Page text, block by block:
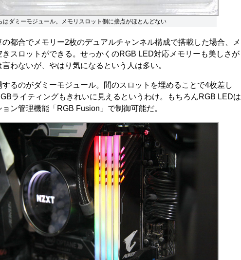
はダミーモジュール。メモリスロット側に接点がほとんどない
都合でメモリー2枚のデュアルチャンネル構成で搭載した場合、メ
きスロットができる。せっかくのRGB LED対応メモリーも美しさが
わないが、やはり気になるという人は多い。
るのがダミーモジュール。間のスロットを埋めることで4枚差し
ライティングもきれいに見えるというわけ。もちろんRGB LEDは
ン管理機能「RGB Fusion」で制御可能だ。